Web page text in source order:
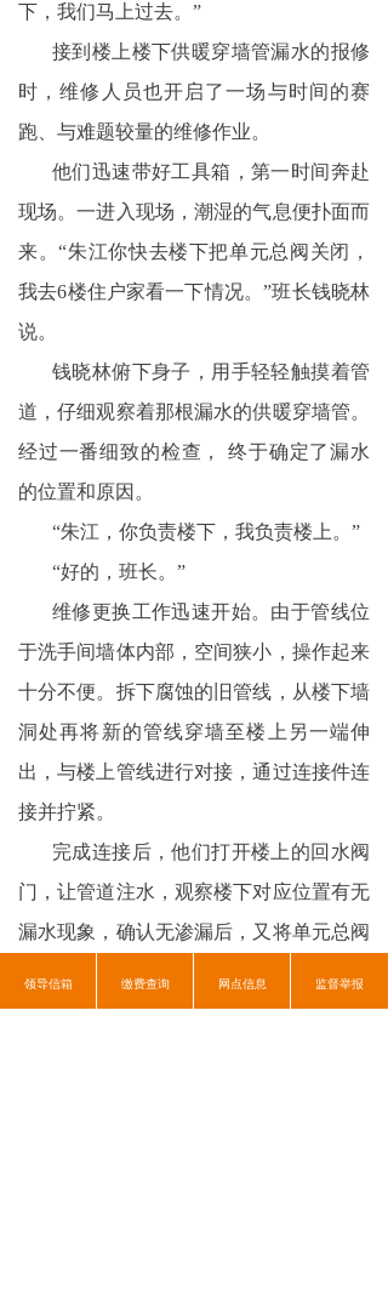
监督举报
职工文苑
精彩聚焦
信息公开
下，我们马上过去。”
接到楼上楼下供暖穿墙管漏水的报修
时，维修人员也开启了一场与时间的赛
跑、与难题较量的维修作业。
他们迅速带好工具箱，第一时间奔赴
现场。一进入现场，潮湿的气息便扑面而
来。“朱江你快去楼下把单元总阀关闭，
我去6楼住户家看一下情况。”班长钱晓林
说。
钱晓林俯下身子，用手轻轻触摸着管
道，仔细观察着那根漏水的供暖穿墙管。
经过一番细致的检查， 终于确定了漏水
的位置和原因。
“朱江，你负责楼下，我负责楼上。”
“好的，班长。”
维修更换工作迅速开始。由于管线位
于洗手间墙体内部，空间狭小，操作起来
十分不便。拆下腐蚀的旧管线，从楼下墙
洞处再将新的管线穿墙至楼上另一端伸
出，与楼上管线进行对接，通过连接件连
接并拧紧。
完成连接后，他们打开楼上的回水阀
门，让管道注水，观察楼下对应位置有无
漏水现象，确认无渗漏后，又将单元总阀
“感谢感谢！你们的应急处置能力太
领导信箱 缴费查询 网点信息 监督举报